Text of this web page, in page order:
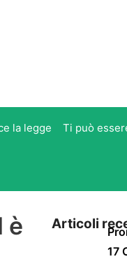
la legge Ti può
è
Articoli
17